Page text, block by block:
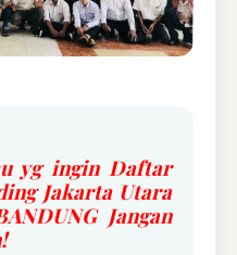
yg ingin Daftar
Jakarta Utara
Jangan